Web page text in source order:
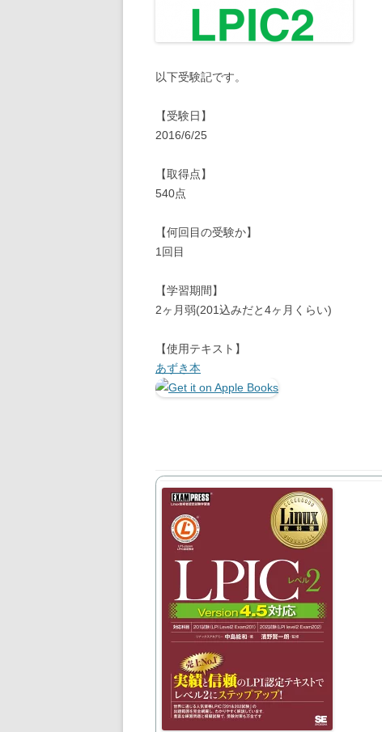
以下受験記です。
【受験日】
2016/6/25
【取得点】
540点
【何回目の受験か】
1回目
【学習期間】
2ヶ月弱(201込みだと4ヶ月くらい)
【使用テキスト】
あずき本